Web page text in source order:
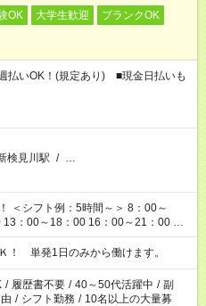
OK 大学生歓迎
ブランクOK
払いOK！(規定あり) ■現金日払いも
検見川駅 / …
＜シフト例：5時間～＞ 8：00～
：00～18：00 16：00～21：00 ＜
：00～19：00 ・13：00～22：00 ・
非ご希望をお聞かせください！
！ 単発1日のみから働けます。
/ 履歴書不要 / 40～50代活躍中 / 副
/ シフト勤務 / 10名以上の大量募